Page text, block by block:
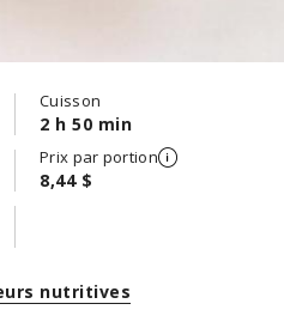
Cuisson
2 h 50 min
Prix par portion
8,44 $
nutritives